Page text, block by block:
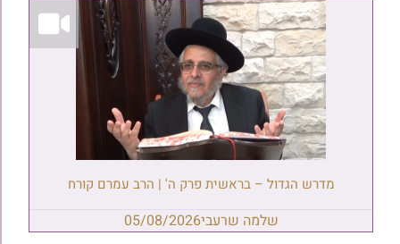
מדרש הגדול – בראשית פרק ה' | הרב עמרם קורח
שלמה שרעבי05/08/2026